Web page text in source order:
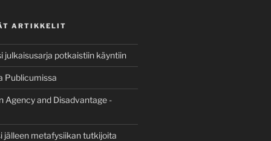
ARTIKKELIT
julkaisusarja potkaistiin käyntiin
Publicumissa
Agency and Disadvantage -
jälleen metafysiikan tutkijoita